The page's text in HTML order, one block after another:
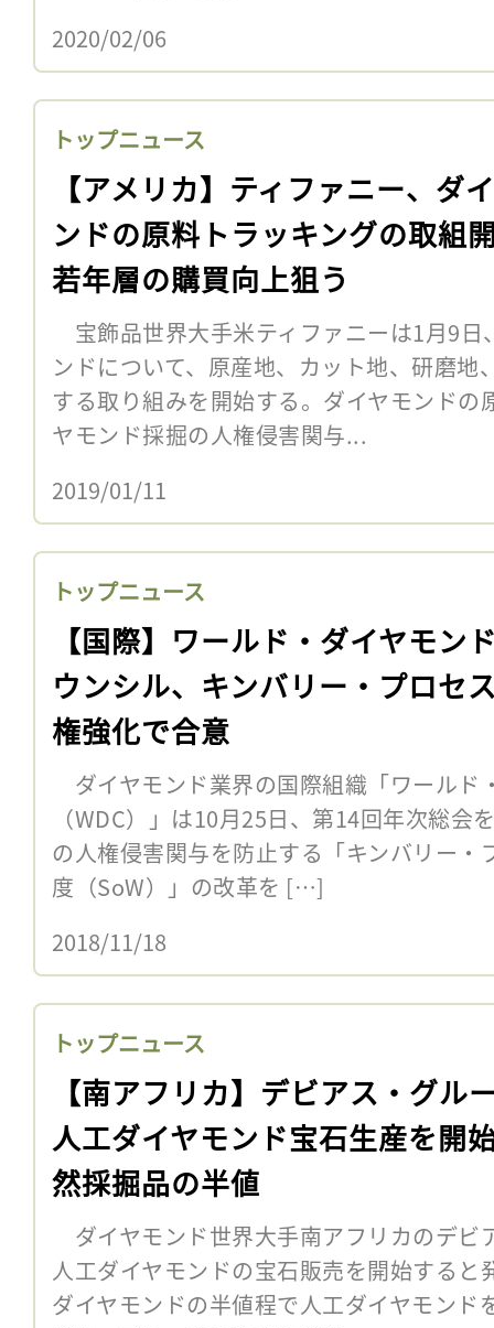
2020/02/06
トップニュース
【アメリカ】ティファニー、ダ
ンドの原料トラッキングの取組
若年層の購買向上狙う
宝飾品世界大手米ティファニーは1月9日
ンドについて、原産地、カット地、研磨地
する取り組みを開始する。ダイヤモンドの
ヤモンド採掘の人権侵害関与...
2019/01/11
トップニュース
【国際】ワールド・ダイヤモン
ウンシル、キンバリー・プロセ
権強化で合意
ダイヤモンド業界の国際組織「ワールド
（WDC）」は10月25日、第14回年次総会
の人権侵害関与を防止する「キンバリー・
度（SoW）」の改革を […]
2018/11/18
トップニュース
【南アフリカ】デビアス・グル
人工ダイヤモンド宝石生産を開
然採掘品の半値
ダイヤモンド世界大手南アフリカのデビ
人工ダイヤモンドの宝石販売を開始すると
ダイヤモンドの半値程で人工ダイヤモン